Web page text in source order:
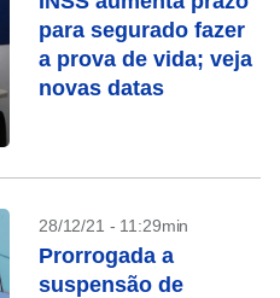
para segurado fazer
a prova de vida; veja
novas datas
28/12/21 - 11:29min
Prorrogada a
suspensão de